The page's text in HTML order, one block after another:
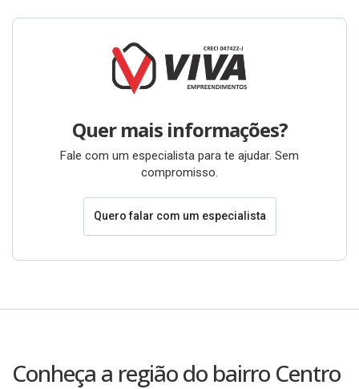
Quer mais informações?
Fale com um especialista para te ajudar. Sem
compromisso.
Quero falar com um especialista
Conheça a região do bairro Centro